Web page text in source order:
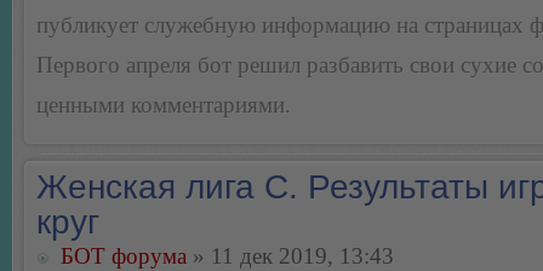
публикует служебную информацию на страницах
Первого апреля бот решил разбавить свои сухие
ценными комментариями.
Женская лига С. Результаты
круг
БОТ форума » 11 дек 2019, 13:43